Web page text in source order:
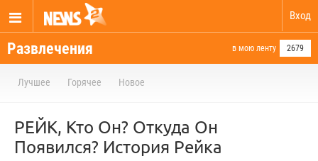
Вход
Развлечения в мою ленту 2679
Лучшее Горячее Новое
РЕЙК, Кто Он? Откуда Он
Появился? История Рейка